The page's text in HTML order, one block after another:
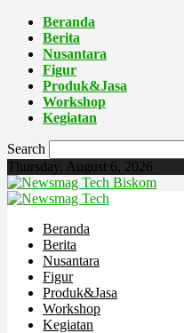
Beranda
Berita
Nusantara
Figur
Produk&Jasa
Workshop
Kegiatan
Search
Thursday, August 6, 2026
Biskom
Beranda
Berita
Nusantara
Figur
Produk&Jasa
Workshop
Kegiatan